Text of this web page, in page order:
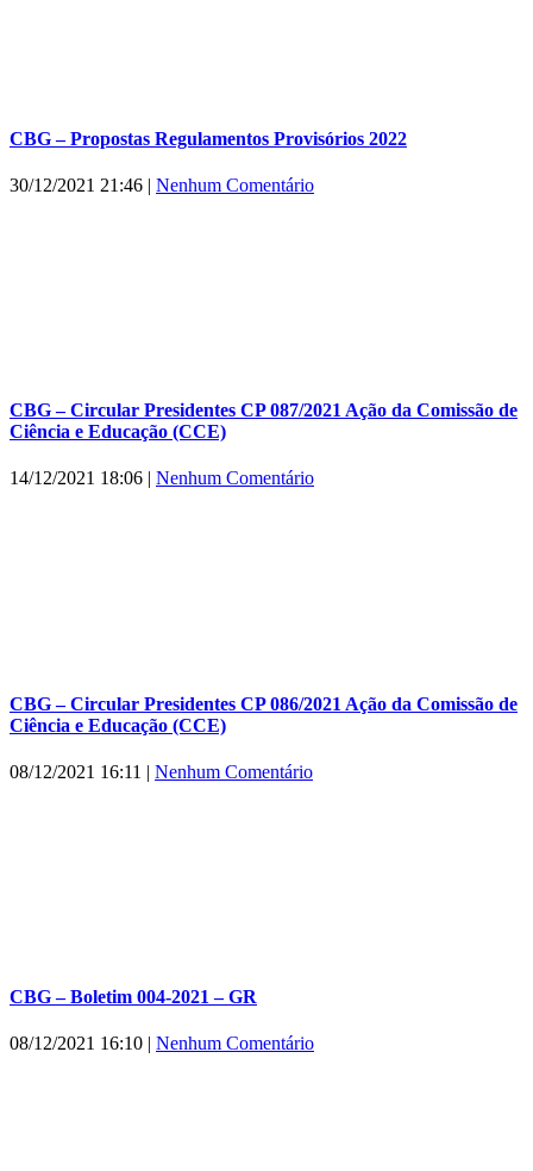
CBG – Propostas Regulamentos Provisórios 2022
30/12/2021 21:46 | Nenhum Comentário
CBG – Circular Presidentes CP 087/2021 Ação da Comissão de
Ciência e Educação (CCE)
14/12/2021 18:06 | Nenhum Comentário
CBG – Circular Presidentes CP 086/2021 Ação da Comissão de
Ciência e Educação (CCE)
08/12/2021 16:11 | Nenhum Comentário
CBG – Boletim 004-2021 – GR
08/12/2021 16:10 Nenhum Comentário